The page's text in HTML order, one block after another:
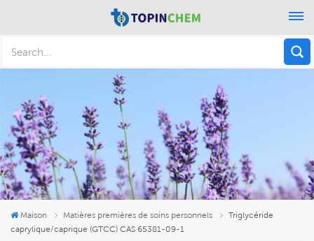
Maison Matières premières de soins personnels
Triglycéride
caprylique/caprique (GTCC) CAS 65381-09-1